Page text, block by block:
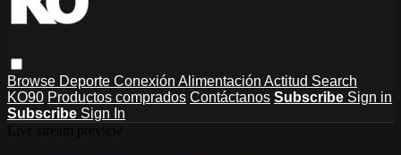
Browse Deporte Conexión Alimentación Actitud Search
KO90 Productos comprados Contáctanos Subscribe Sign in
Subscribe Sign In